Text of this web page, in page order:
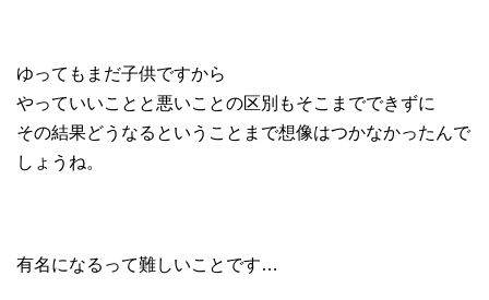
ゆってもまだ子供ですから
やっていいことと悪いことの区別もそこまでできずに
その結果どうなるということまで想像はつかなかったんで
しょうね。
有名になるって難しいことです…